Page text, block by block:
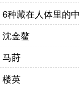
6种藏在人体里的
沈金鳌
马莳
楼英